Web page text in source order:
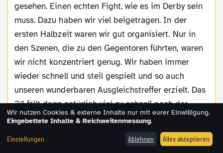
gesehen. Einen echten Fight, wie es im Derby sein
muss. Dazu haben wir viel beigetragen. In der
ersten Halbzeit waren wir gut organisiert. Nur in
den Szenen, die zu den Gegentoren führten, waren
wir nicht konzentriert genug. Wir haben immer
wieder schnell und steil gespielt und so auch
unseren wunderbaren Ausgleichstreffer erzielt. Das
3:1 fällt dann natürlich viel zu schnell nach der
Pause. Danach waren wir von der Spielstärke der
Dortmunder beeindruckt. Durch Pierre-Emil
Höjbjerg hatten wir noch die Chance zum
Wir nutzen Cookies & externe Inhalte nur mit eurer Einwilligung.
Eingebettete Inhalte & Reichweitenmessung.
Einstellungen Ablehnen Alles akzeptieren